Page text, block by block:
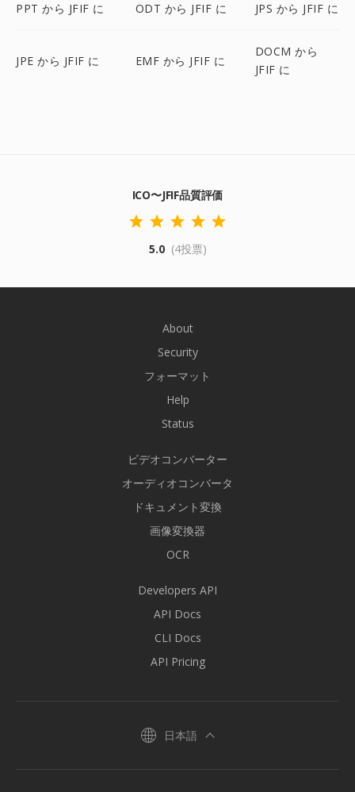
PPT から JFIF に ODT から JFIF に JPS から JFIF に
JPE から JFIF に EMF から JFIF に
DOCM から
JFIF に
ICO〜JFIF品質評価
5.0 (4投票)
About
Security
フォーマット
Help
Status
ビデオコンバーター
オーディオコンバータ
ドキュメント変換
画像変換器
OCR
Developers API
API Docs
CLI Docs
API Pricing
日本語